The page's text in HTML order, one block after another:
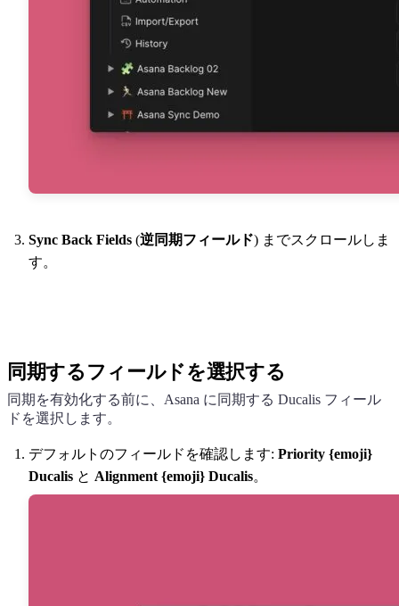
Sync Back Fields (逆同期フィールド) までスクロールしま
す。
同期するフィールドを選択する
同期を有効化する前に、Asana に同期する Ducalis フィール
ドを選択します。
デフォルトのフィールドを確認します: Priority {emoji}
Ducalis と Alignment {emoji} Ducalis。